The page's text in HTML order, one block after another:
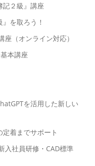
記２級』講座
を取ろう！
（オンライン対応）
本講座
を活用した新しい
着までサポート
入社員研修・CAD標準